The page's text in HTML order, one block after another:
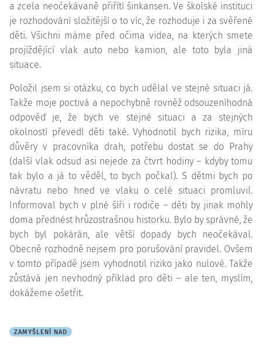
a zcela neočekávaně přiřítí šinkansen. Ve školské instituci
je rozhodování složitější o to víc, že rozhoduje i za svěřené
děti. Všichni máme před očima videa, na kterých smete
projíždějící vlak auto nebo kamion, ale toto byla jiná
situace.
Položil jsem si otázku, co bych udělal ve stejné situaci já.
Takže moje poctivá a nepochybně rovněž odsouzeníhodná
odpověď je, že bych ve stejné situaci a za stejných
okolností převedl děti také. Vyhodnotil bych rizika, míru
důvěry v pracovníka drah, potřebu dostat se do Prahy
(další vlak odsud asi nejede za čtvrt hodiny – kdyby tomu
tak bylo a já to věděl, to bych počkal). S dětmi bych po
návratu nebo hned ve vlaku o celé situaci promluvil.
Informoval bych v plné šíři i rodiče – děti by jinak mohly
doma přednést hrůzostrašnou historku. Bylo by správné, že
bych byl pokárán, ale větší dopady bych neočekával.
Obecně rozhodně nejsem pro porušování pravidel. Ovšem
v tomto případě jsem vyhodnotil riziko jako nulové. Takže
zůstává jen nevhodný příklad pro děti – ale ten, myslím,
dokážeme ošetřit.
ZAMYŠLENÍ NAD